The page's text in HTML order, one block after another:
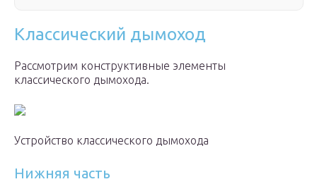
Классический дымоход
Рассмотрим конструктивные элементы
классического дымохода.
Устройство классического дымохода
Нижняя часть